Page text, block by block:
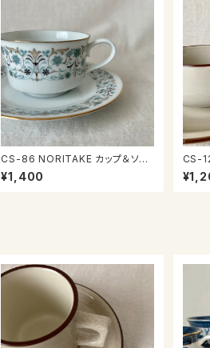
CS-86 NORITAKE カップ＆ソー
サー
¥1,400
CS-12 アポロストーン カ
ソー